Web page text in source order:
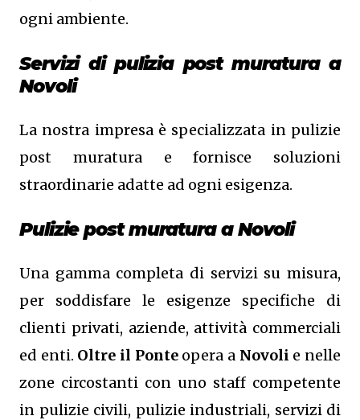
ogni ambiente.
Servizi di pulizia post muratura a
Novoli
La nostra impresa è specializzata in pulizie
post muratura e fornisce soluzioni
straordinarie adatte ad ogni esigenza.
Pulizie post muratura a Novoli
Una gamma completa di servizi su misura,
per soddisfare le esigenze specifiche di
clienti privati, aziende, attività commerciali
ed enti. Oltre il Ponteopera a Novoli e nelle
zone circostanti con uno staff competente
in pulizie civili, pulizie industriali, servizi di